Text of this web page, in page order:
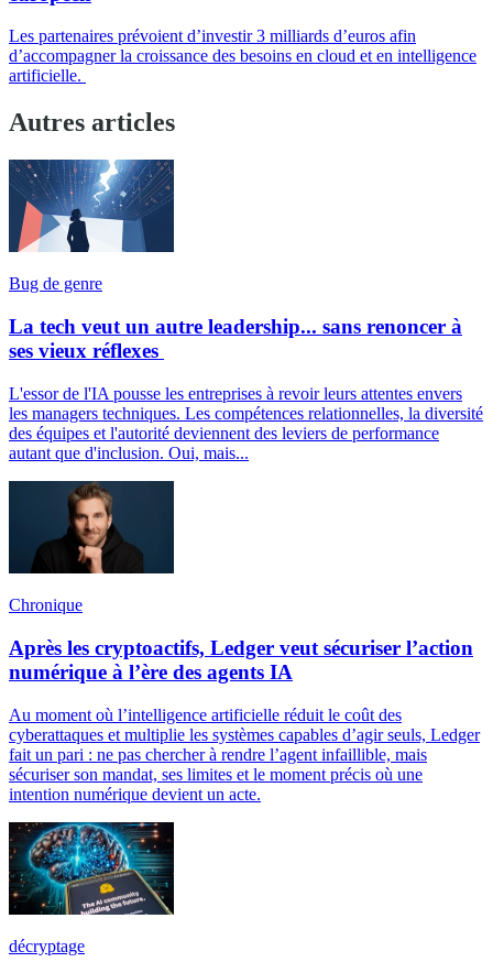
Les partenaires prévoient d’investir 3 milliards d’euros afin
d’accompagner la croissance des besoins en cloud et en intelligence
artificielle.
Autres articles
Bug de genre
La tech veut un autre leadership... sans renoncer à
ses vieux réflexes
L'essor de l'IA pousse les entreprises à revoir leurs attentes envers
les managers techniques. Les compétences relationnelles, la diversité
des équipes et l'autorité deviennent des leviers de performance
autant que d'inclusion. Oui, mais...
Chronique
Après les cryptoactifs, Ledger veut sécuriser l’action
numérique à l’ère des agents IA
Au moment où l’intelligence artificielle réduit le coût des
cyberattaques et multiplie les systèmes capables d’agir seuls, Ledger
fait un pari : ne pas chercher à rendre l’agent infaillible, mais
sécuriser son mandat, ses limites et le moment précis où une
intention numérique devient un acte.
décryptage